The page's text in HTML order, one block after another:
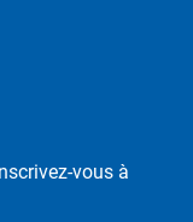
vous à